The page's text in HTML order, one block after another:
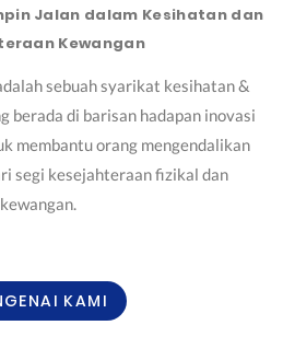
Jalan dalam Kesihatan dan
Kewangan
sebuah syarikat kesihatan &
berada di barisan hadapan inovasi
membantu orang mengendalikan
segi kesejahteraan fizikal dan
kewangan.
KAMI